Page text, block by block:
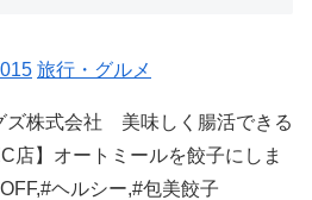
旅行・グルメ
ズ株式会社 美味しく腸活できる
店】オートミールを餃子にしま
ヘルシー,#包美餃子